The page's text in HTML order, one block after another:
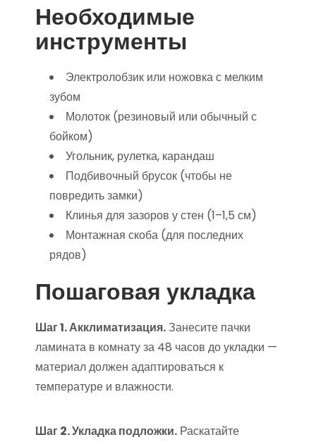
Необходимые
инструменты
Электролобзик или ножовка с мелким
зубом
Молоток (резиновый или обычный с
бойком)
Угольник, рулетка, карандаш
Подбивочный брусок (чтобы не
повредить замки)
Клинья для зазоров у стен (1–1,5 см)
Монтажная скоба (для последних
рядов)
Пошаговая укладка
Шаг 1. Акклиматизация.Занесите пачки
ламината в комнату за 48 часов до укладки —
материал должен адаптироваться к
температуре и влажности.
Шаг 2. Укладка подложки. Раскатайте